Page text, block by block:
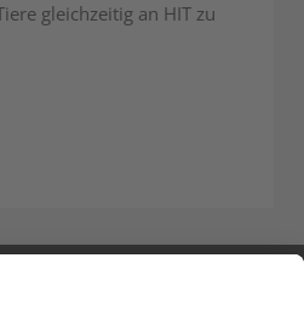
gleichzeitig an HIT zu